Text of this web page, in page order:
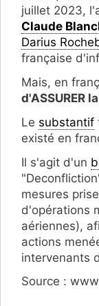
juillet 2023,
Claude
Darius
française
Mais, en
d'ASSURER
Le substantif
existé en
Il s'agit d'un
mesures
d'opérations
aériennes),
actions
intervenants
Source :